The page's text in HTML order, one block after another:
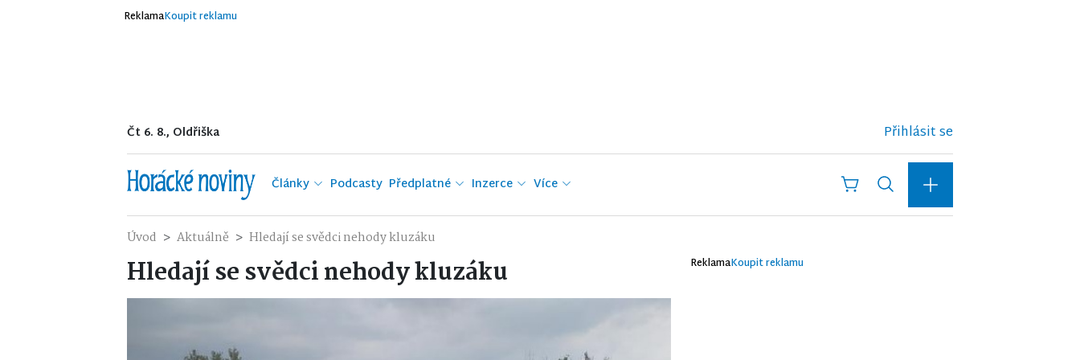
ReklamaKoupit reklamu
Čt 6. 8., Oldřiška Přihlásit se
Články Podcasty Předplatné Inzerce Více
Úvod Aktuálně Hledají se svědci nehody kluzáku
Hledají se svědci nehody kluzáku ReklamaKoupit reklamu